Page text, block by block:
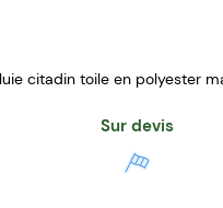
citadin toile en polyester
Sur devis